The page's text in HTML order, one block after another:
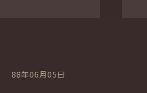
88年06月05日